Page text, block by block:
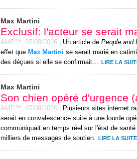
Max Martini
Exclusif: l'acteur se serait
AMP™, 07/08/2026 Un article de People and
effet que Max Martini se serait marié en
des déçues si elle se confirmait… LIRE LA
Max Martini
Son chien opéré d'urgence
AMP™, 07/08/2026 Plusieurs sites internet
serait en convalescence suite à une lourde
communiquait en temps réel sur l'état de
milliers de messages de soutien. LIRE LA SUITE